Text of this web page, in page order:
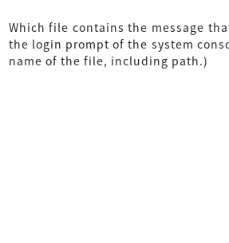
Which file contains the message
the login prompt of the system
name of the file, including path.)